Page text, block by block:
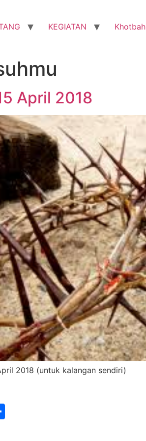
KEGIATAN Khotbah
April 2018
2018 (untuk kalangan sendiri)